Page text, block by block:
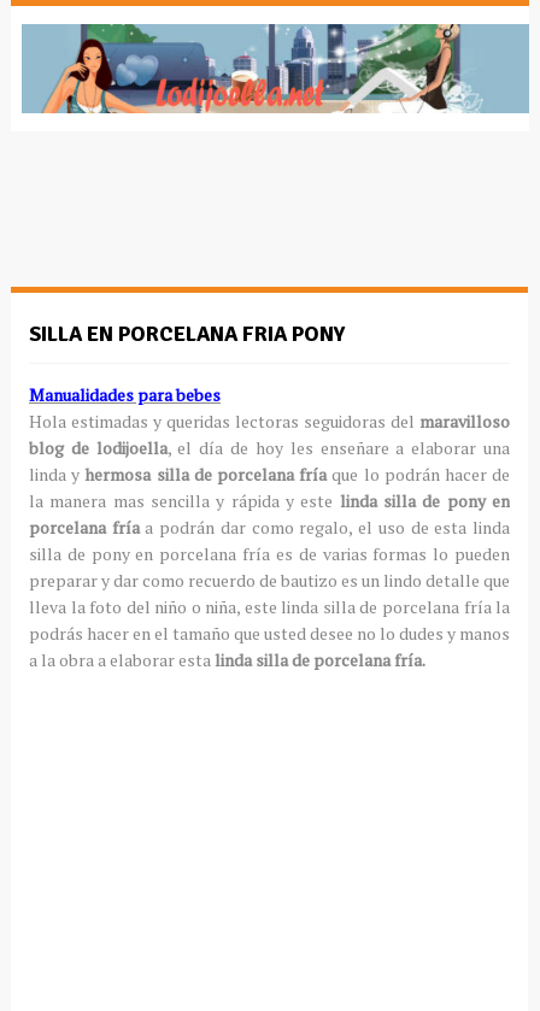
SILLA EN PORCELANA FRIA PONY
Manualidades para bebes
Hola estimadas y queridas lectoras seguidoras del maravilloso
blog de lodijoella, el día de hoy les enseñare a elaborar una
linda y hermosa silla de porcelana fríaque lo podrán hacer de
la manera mas sencilla y rápida y este linda silla de pony en
porcelana fríaa podrán dar como regalo, el uso de esta linda
silla de pony en porcelana fría es de varias formas lo pueden
preparar y dar como recuerdo de bautizo es un lindo detalle que
lleva la foto del niño o niña, este linda silla de porcelana fría la
podrás hacer en el tamaño que usted desee no lo dudes y manos
a la obra a elaborar esta linda silla de porcelana fría.